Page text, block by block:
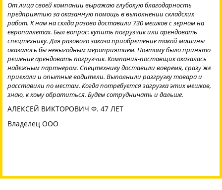
От лица своей компании выражаю глубокую благодарность
предприятию за оказанную помощь в выполнении складских
работ. К нам на склда разово доставили 730 мешков с зерном на
европаллетах. Был вопрос: купить погрузчик или арендовать
спецтехнику. Для разового заказа приобретение такой машины
оказалось бы невыгодным мероприятием. Поэтому было принято
решение арендовать погрузчик. Компания-поставщик оказалась
надежным партнером. Спецтехнику доставили вовремя, сразу же
приехали и опытные водители. Выполнили разгрузку товара и
расставили по местам. Когда потребуется загрузка этих мешков,
знаю, к кому обратиться. Будем сотрудничать и дальше.
АЛЕКСЕЙ ВИКТОРОВИЧ Ф. 47 ЛЕТ
Владелец ООО